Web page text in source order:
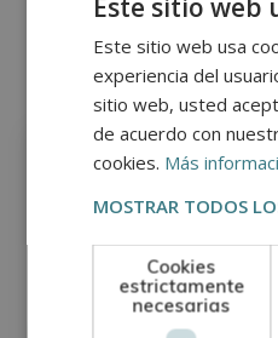
Otras
Escritura - Poesía
Este sitio web usa
experiencia del
sitio web, usted
de acuerdo con
cookies. Más
MOSTRAR TODOS
Cookies
estrictamente
necesarias